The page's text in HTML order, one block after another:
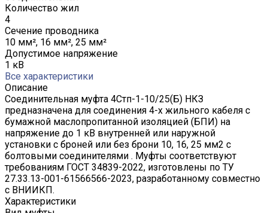
Количество жил
4
Сечение проводника
10 мм², 16 мм², 25 мм²
Допустимое напряжение
1 кВ
Все характеристики
Описание
Соединительная муфта 4Стп-1-10/25(Б) НКЗ
предназначена для соединения 4-х жильного кабеля с
бумажной маслопропитанной изоляцией (БПИ) на
напряжение до 1 кВ внутренней или наружной
установки с броней или без брони 10, 16, 25 мм2 с
болтовыми соединителями . Муфты соответствуют
требованиям ГОСТ 34839-2022, изготовлены по ТУ
27.33.13-001-61566566-2023, разработанному совместно
с ВНИИКП.
Характеристики